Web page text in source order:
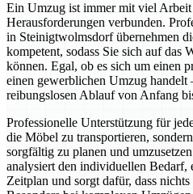
Ein Umzug ist immer mit viel Arbeit
Herausforderungen verbunden.
in Steinigtwolmsdorf übernehmen
kompetent, sodass Sie sich auf das
können. Egal, ob es sich um einen
einen gewerblichen Umzug handelt
reibungslosen Ablauf von Anfang
Professionelle Unterstützung für
die Möbel zu transportieren,
sorgfältig zu planen und
analysiert den individuellen Bedarf,
Zeitplan und sorgt dafür, dass